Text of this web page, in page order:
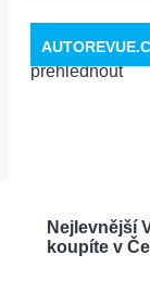
Nejlevnější
koupíte v